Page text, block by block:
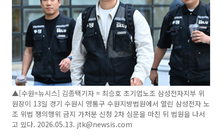
▲[수원=뉴시스] 김종택기자 = 최승호 초기업노조 삼성전자지부 위
원장이 13일 경기 수원시 영통구 수원지방법원에서 열린 삼성전자 노
조 위법 쟁의행위 금지 가처분 신청 2차 심문을 마친 뒤 법원을 나서
고 있다. 2026.05.13. jtk@newsis.com